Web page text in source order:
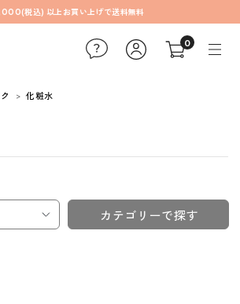
税込) 以上お買い上げで送料無料
0
化粧水
カテゴリーで探す